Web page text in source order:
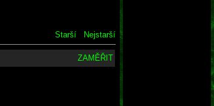
Starší Nejstarší
ZAMĚŘIT